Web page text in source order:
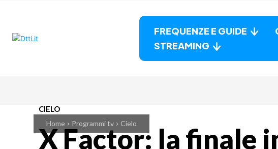
FREQUENZE E GUIDE
STREAMING
Home Programmi tv Cielo
CIELO
X Factor: la finale